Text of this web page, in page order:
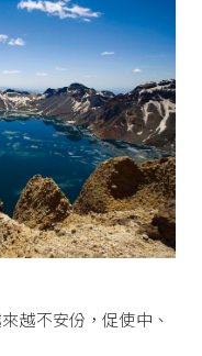
越不安份，促使中、